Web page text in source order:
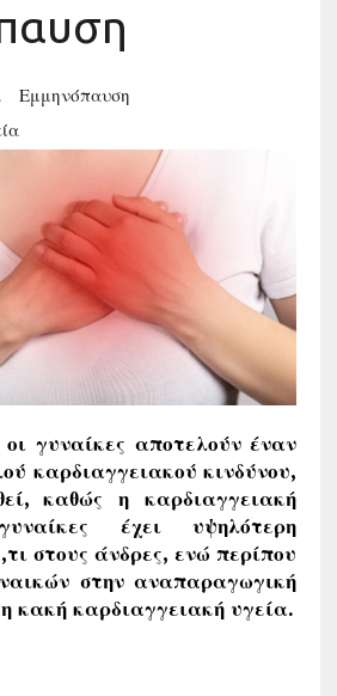
Εμμηνόπαυση
γυναίκες αποτελούν έναν
καρδιαγγειακού κινδύνου,
καθώς η καρδιαγγειακή
έχει υψηλότερη
στους άνδρες, ενώ περίπου
στην αναπαραγωγική
κακή καρδιαγγειακή υγεία.